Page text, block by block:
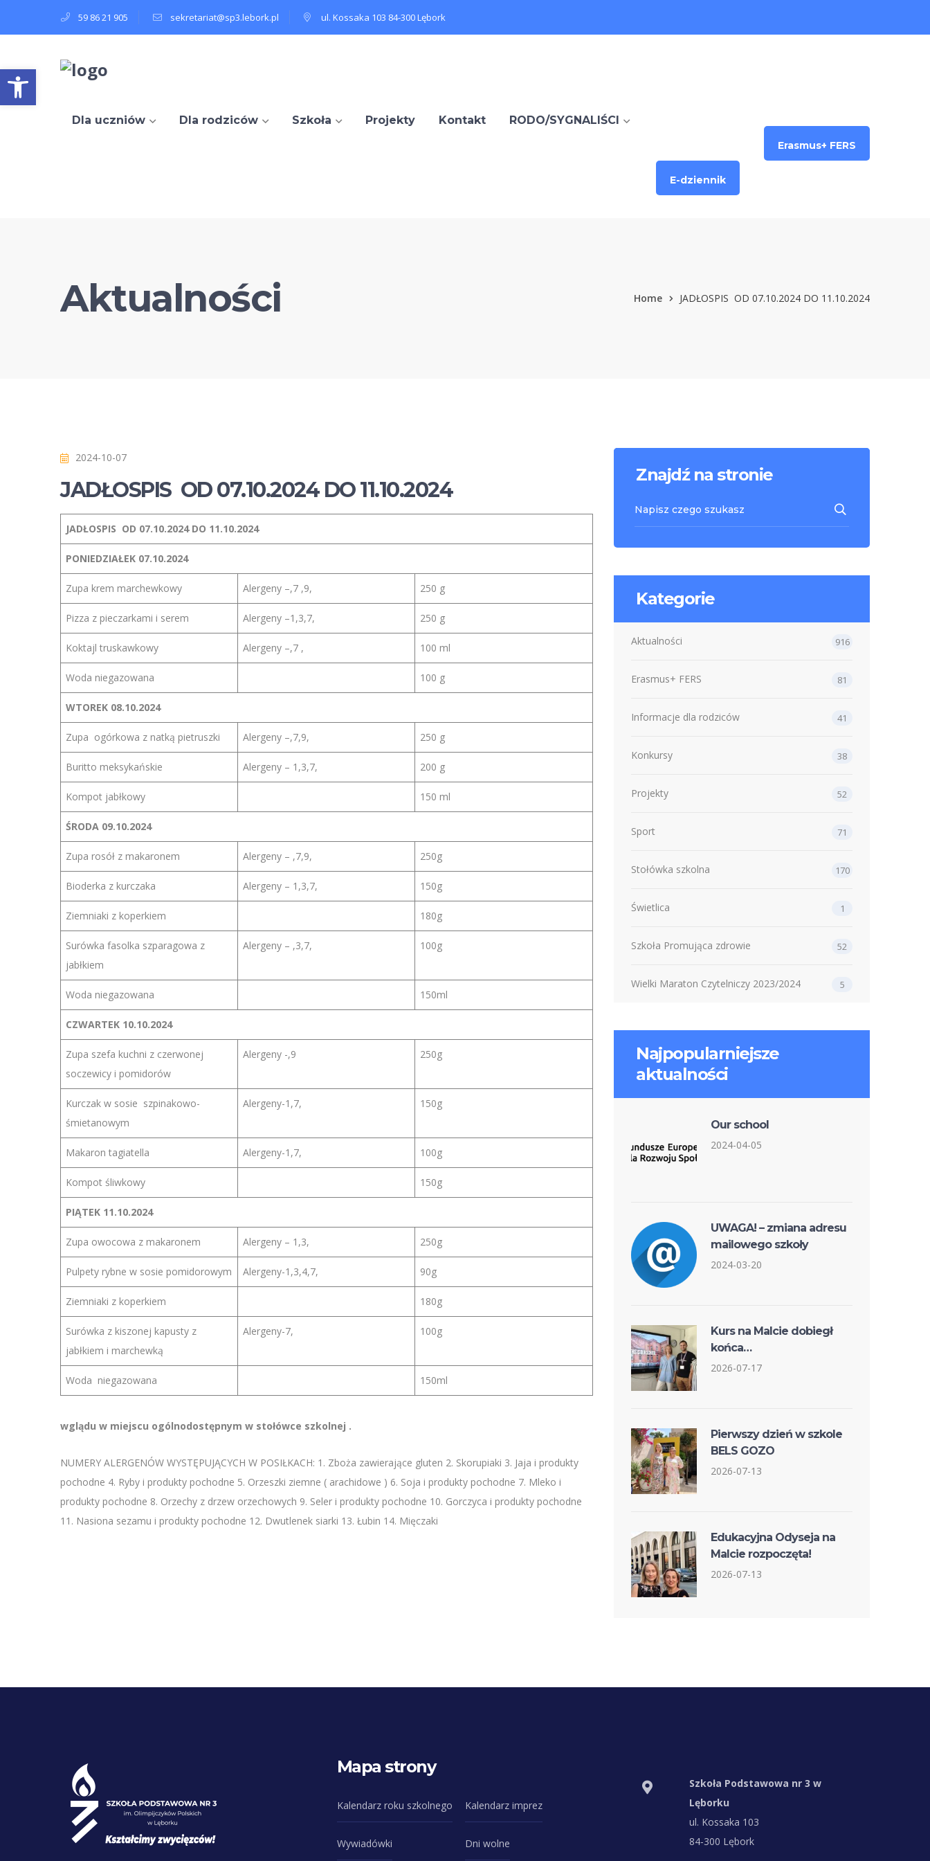
Open toolbar
59 86 21 905 sekretariat@sp3.lebork.pl ul. Kossaka 103 84-300 Lębork
Dla uczniów Dla rodziców Szkoła Projekty
Erasmus+ FERS
Kontakt RODO/SYGNALIŚCI
E-dziennik
Aktualności Home JADŁOSPIS OD 07.10.2024 DO 11.10.2024
2024-10-07
JADŁOSPIS OD 07.10.2024 DO 11.10.2024
JADŁOSPIS OD 07.10.2024 DO 11.10.2024
PONIEDZIAŁEK 07.10.2024
Zupa krem marchewkowy Alergeny –,7 ,9, 250 g
Pizza z pieczarkami i serem Alergeny –1,3,7, 250 g
Koktajl truskawkowy Alergeny –,7 , 100 ml
Woda niegazowana 100 g
WTOREK 08.10.2024
Zupa ogórkowa z natką pietruszki Alergeny –,7,9, 250 g
Buritto meksykańskie Alergeny – 1,3,7, 200 g
Kompot jabłkowy 150 ml
ŚRODA 09.10.2024
Zupa rosół z makaronem Alergeny – ,7,9, 250g
Bioderka z kurczaka Alergeny – 1,3,7, 150g
Ziemniaki z koperkiem 180g
Surówka fasolka szparagowa z
jabłkiem
Alergeny – ,3,7, 100g
Woda niegazowana 150ml
CZWARTEK 10.10.2024
Zupa szefa kuchni z czerwonej
soczewicy i pomidorów
Alergeny -,9 250g
Kurczak w sosie szpinakowo-
śmietanowym
Alergeny-1,7, 150g
Makaron tagiatella Alergeny-1,7, 100g
Kompot śliwkowy 150g
PIĄTEK 11.10.2024
Zupa owocowa z makaronem Alergeny – 1,3, 250g
Pulpety rybne w sosie pomidorowym Alergeny-1,3,4,7, 90g
Ziemniaki z koperkiem 180g
Surówka z kiszonej kapusty z
jabłkiem i marchewką
Alergeny-7, 100g
Woda niegazowana 150ml
wglądu w miejscu ogólnodostępnym w stołówce szkolnej .
NUMERY ALERGENÓW WYSTĘPUJĄCYCH W POSIŁKACH: 1. Zboża zawierające gluten 2. Skorupiaki 3. Jaja i produkty
pochodne 4. Ryby i produkty pochodne 5. Orzeszki ziemne ( arachidowe ) 6. Soja i produkty pochodne 7. Mleko i
produkty pochodne 8. Orzechy z drzew orzechowych 9. Seler i produkty pochodne 10. Gorczyca i produkty pochodne
11. Nasiona sezamu i produkty pochodne 12. Dwutlenek siarki 13. Łubin 14. Mięczaki
Znajdź na stronie
Kategorie
Aktualności 916
Erasmus+ FERS 81
Informacje dla rodziców 41
Konkursy 38
Projekty 52
Sport 71
Stołówka szkolna 170
Świetlica 1
Szkoła Promująca zdrowie 52
Wielki Maraton Czytelniczy 2023/2024 5
Najpopularniejsze
aktualności
Our school
2024-04-05
UWAGA! – zmiana adresu
mailowego szkoły
2024-03-20
Kurs na Malcie dobiegł
końca…
2026-07-17
Pierwszy dzień w szkole
BELS GOZO
2026-07-13
Edukacyjna Odyseja na
Malcie rozpoczęta!
2026-07-13
Mapa strony
Kalendarz roku szkolnego Kalendarz imprez
Wywiadówki Dni wolne
Szkoła Podstawowa nr 3 w
Lęborku
ul. Kossaka 103
84-300 Lębork